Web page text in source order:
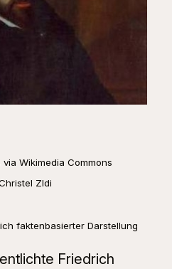
Wikimedia Commons
ZIdi
faktenbasierter Darstellung
Friedrich